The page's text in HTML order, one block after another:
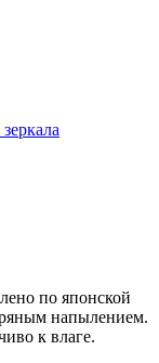
по японской
напылением.
к влаге.